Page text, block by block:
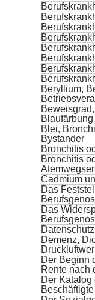
Beryllium,
Blaufärbung
Blei,
Bystander
Bronchitis
Bronchitis
Cadmium
Das
Das
Datenschutz
Demenz,
Der Beginn
Rente nach
Der
Beschäftigte